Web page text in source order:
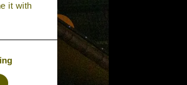
it with